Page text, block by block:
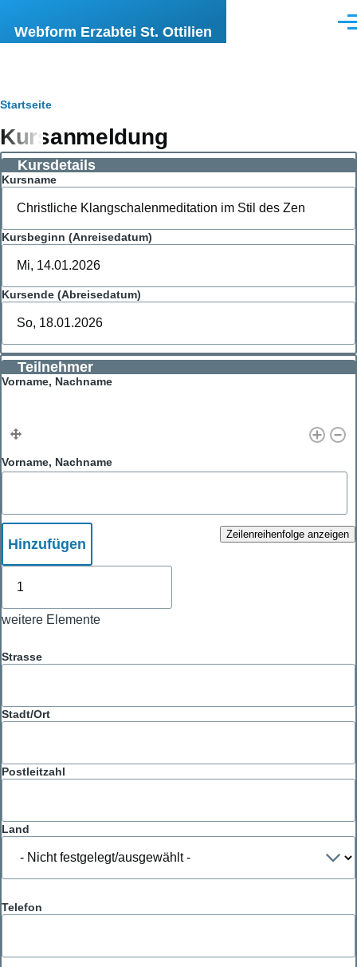
Webform Erzabtei St. Ottilien
Pfadnavigation
Startseite
Kursanmeldung
Kursdetails
Kursname
Kursbeginn (Anreisedatum)
Kursende (Abreisedatum)
Teilnehmer
Vorname, Nachname
Vorname, Nachname
Zeilenreihenfolge anzeigen
weitere
weitere Elemente
Adresse
Strasse
Stadt/Ort
Postleitzahl
Land
Telefon